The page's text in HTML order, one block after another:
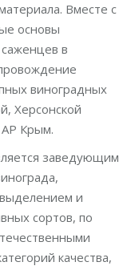
Вместе с
основы
в
виноградных
Херсонской
АР Крым.
заведующим
и
сортов, по
качества,